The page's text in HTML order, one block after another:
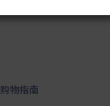
物指南